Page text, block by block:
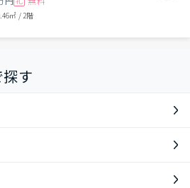
㎡ / 2階
す